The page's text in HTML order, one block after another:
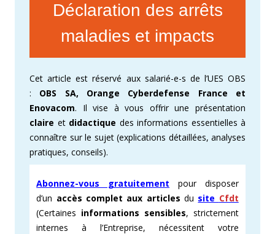
Déclaration des arrêts
maladies et impacts
Cet article est réservé aux salarié-e-s de l’UES OBS
: OBS SA, Orange Cyberdefense France et
Enovacom. Il vise à vous offrir une présentation
claire et didactique des informations essentielles à
connaître sur le sujet (explications détaillées, analyses
pratiques, conseils).
Abonnez-vous gratuitement pour disposer
d’un accès complet aux articles du site Cfdt
(Certaines informations sensibles, strictement
internes à l’Entreprise, nécessitent votre